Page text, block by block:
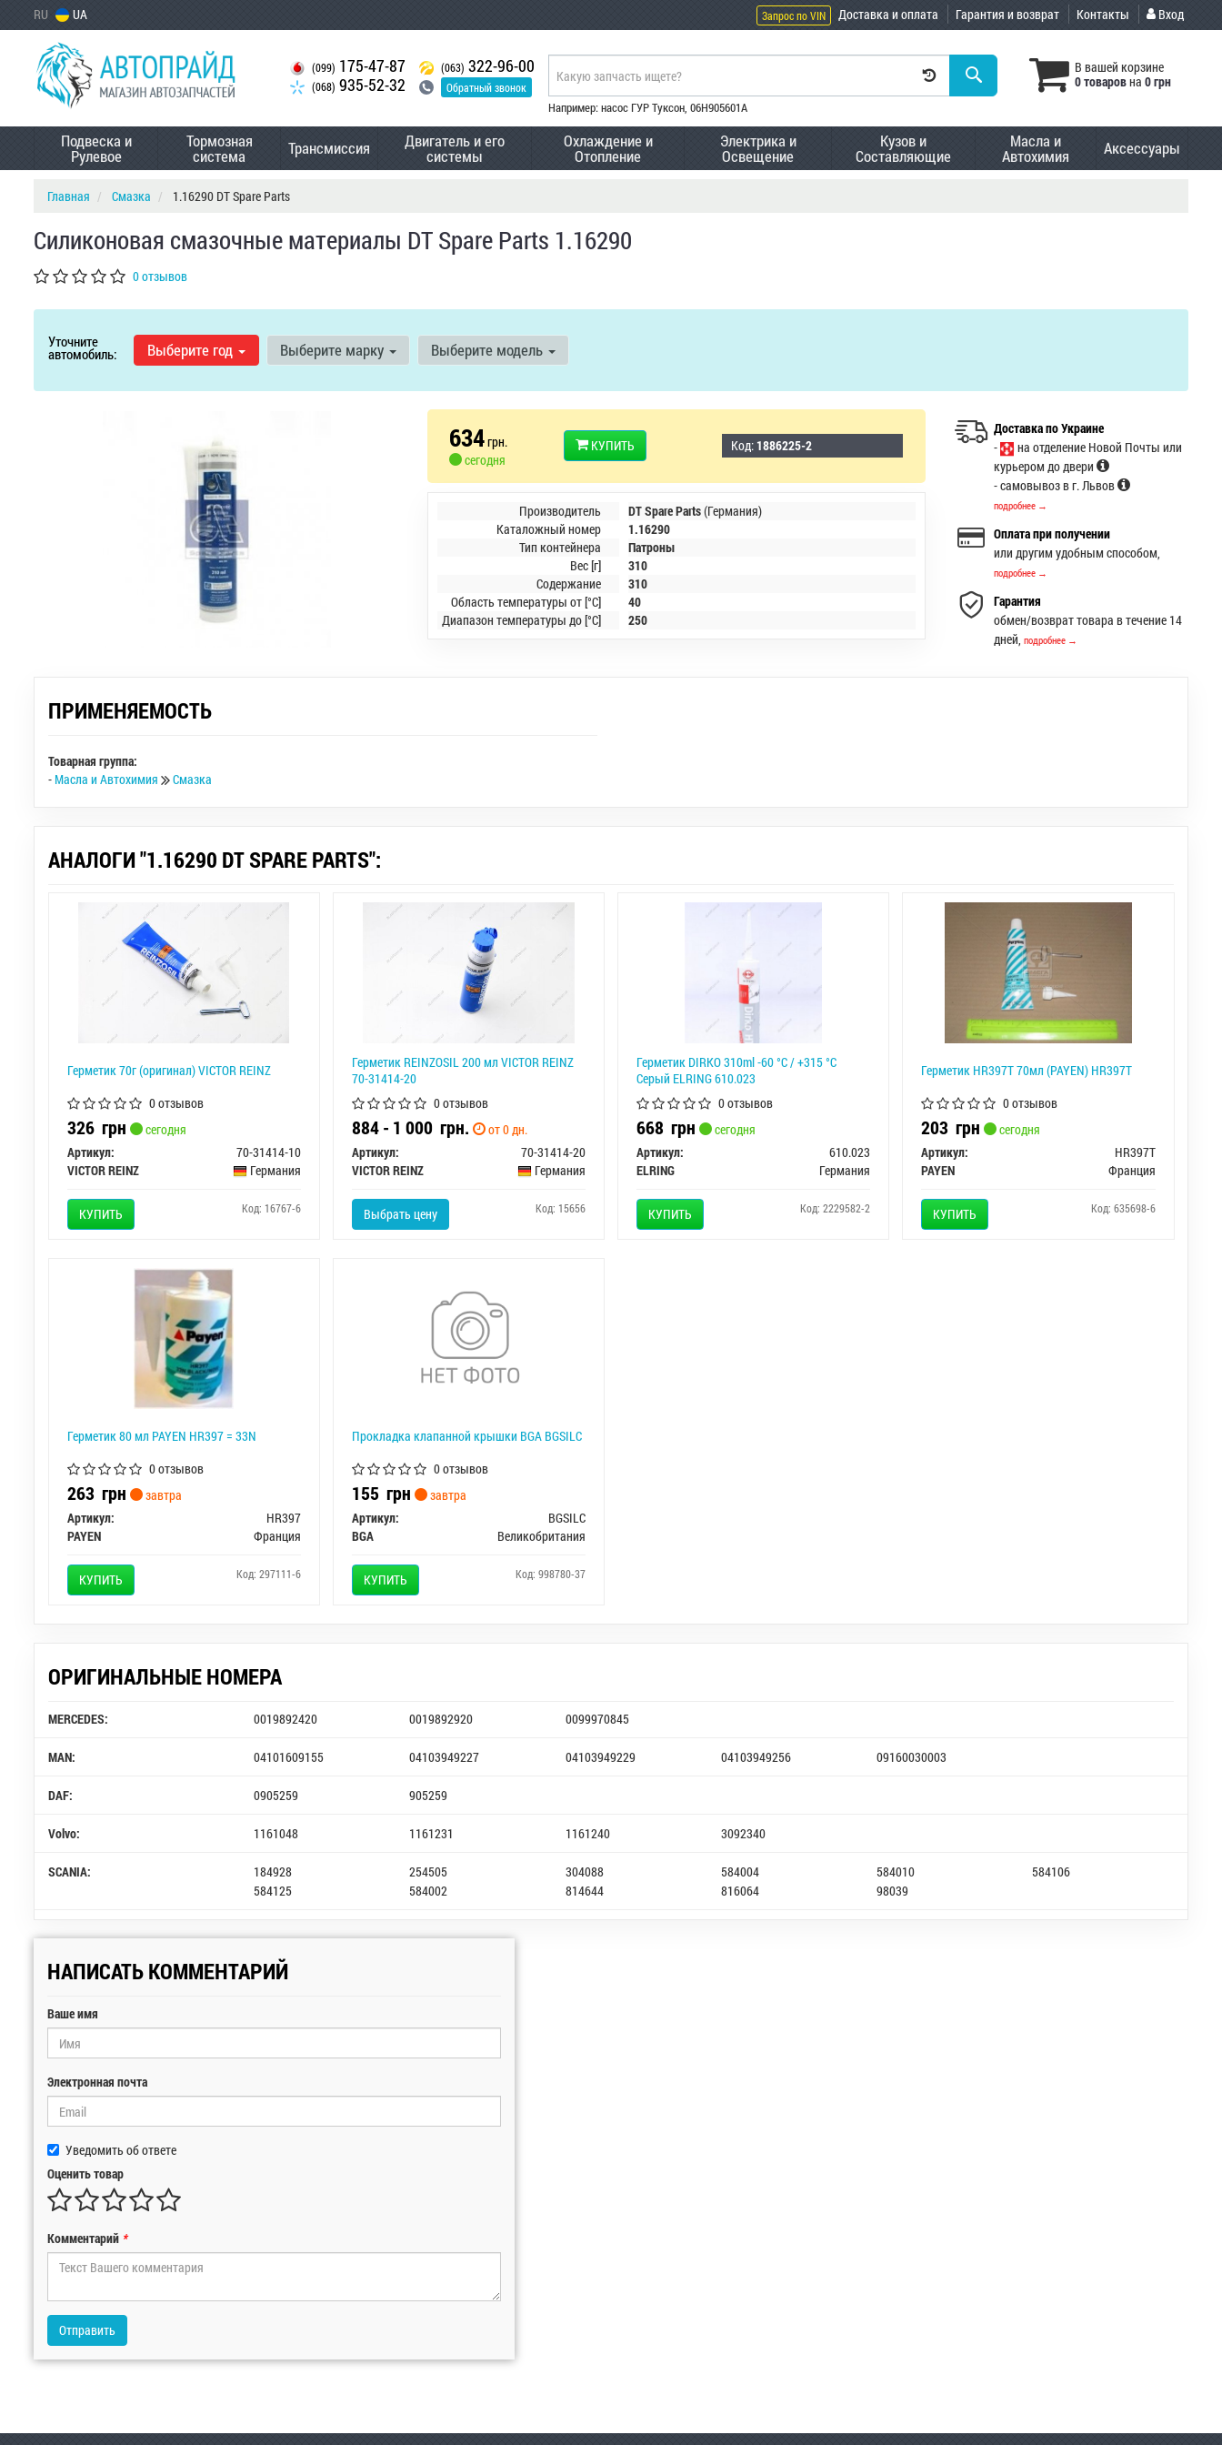
RU UA Запрос по VIN Доставка и оплата Гарантия и возврат Контакты Вход
(099) 175-47-87
(068) 935-52-32
(063) 322-96-00
Обратный звонок
В вашей корзине
0 товаровна 0 грн
Например: насос ГУР Туксон, 06H905601A
Подвеска и
Рулевое
Тормозная
система Трансмиссия Двигатель и его
системы
Охлаждение и
Отопление
Электрика и
Освещение
Кузов и
Составляющие
Масла и
Автохимия Аксессуары
Главная Смазка 1.16290 DT Spare Parts
Силиконовая смазочные материалы DT Spare Parts 1.16290
0 отзывов
Уточните
автомобиль: Выберите год Выберите марку Выберите модель
634грн.
сегодня
КУПИТЬ Код: 1886225-2
Производитель DT Spare Parts(Германия)
Каталожный номер
1.16290
Тип контейнера
Патроны
Вес [г]
310
Содержание
310
Область температуры от [°C]
40
Диапазон температуры до [°C]
250
Доставка по Украине
-
на отделение Новой Почты или
курьером до двери
- самовывоз в г. Львов
подробнее →
Оплата при получении
или другим удобным способом,
подробнее →
Гарантия
обмен/возврат товара в течение 14
дней,подробнее →
ПРИМЕНЯЕМОСТЬ
Товарная группа:
- Масла и Автохимия Смазка
АНАЛОГИ "1.16290 DT SPARE PARTS":
Герметик 70г (оригинал) VICTOR REINZ
0 отзывов
326 грн
сегодня
Артикул:
70-31414-10
VICTOR REINZ
Германия
КУПИТЬ Код: 16767-6
Герметик REINZOSIL 200 мл VICTOR REINZ
70-31414-20
0 отзывов
884 - 1 000 грн.
от 0 дн.
Артикул:
70-31414-20
VICTOR REINZ
Германия
Выбрать цену Код: 15656
Герметик DIRKO 310ml -60 °C / +315 °C
Серый ELRING 610.023
0 отзывов
668 грн
сегодня
Артикул:
610.023
ELRING
Германия
КУПИТЬ Код: 2229582-2
Герметик HR397T 70мл (PAYEN) HR397T
0 отзывов
203грн
сегодня
Артикул:
HR397T
PAYEN
Франция
КУПИТЬ Код: 635698-6
Герметик 80 мл PAYEN HR397 = 33N
0 отзывов
263 грн
завтра
Артикул:
HR397
PAYEN
Франция
КУПИТЬ Код: 297111-6
Прокладка клапанной крышки BGA BGSILC
0 отзывов
155 грн
завтра
Артикул:
BGSILC
BGA
Великобритания
КУПИТЬ Код: 998780-37
ОРИГИНАЛЬНЫЕ НОМЕРА
MERCEDES: 0019892420 0019892920 0099970845
MAN: 04101609155 04103949227 04103949229 04103949256 09160030003
DAF: 0905259 905259
Volvo: 1161048 1161231 1161240 3092340
SCANIA: 184928 254505 304088 584004 584010
584106
584125
584002 814644 816064 98039
НАПИСАТЬ КОММЕНТАРИЙ
Ваше имя
Электронная почта
Уведомить об ответе
Оценить товар
Комментарий *
Отправить